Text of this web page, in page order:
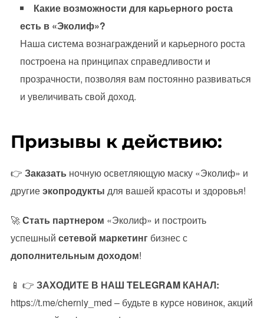
Какие возможности для карьерного роста
есть в «Эколиф»?
Наша система вознаграждений и карьерного роста
построена на принципах справедливости и
прозрачности, позволяя вам постоянно развиваться
и увеличивать свой доход.
Призывы к действию:
👉 Заказать ночную осветляющую маску «Эколиф» и
другиеэкопродукты для вашей красоты и здоровья!
🚀Стать партнером «Эколиф» и построить
успешный сетевой маркетингбизнес с
дополнительным доходом!
📱 👉 ЗАХОДИТЕ В НАШ TELEGRAM КАНАЛ:
https://t.me/cherniy_med – будьте в курсе новинок, акций